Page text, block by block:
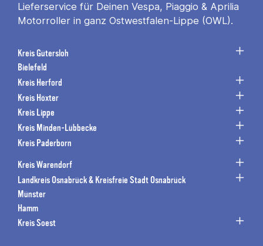
Lieferservice für Deinen Vespa, Piaggio & Aprilia
Motorroller in ganz Ostwestfalen-Lippe (OWL).
Kreis Gütersloh
Bielefeld
Kreis Herford
Kreis Höxter
Kreis Lippe
Kreis Minden-Lübbecke
Kreis Paderborn
Kreis Warendorf
Landkreis Osnabrück & Kreisfreie Stadt Osnabrück
Münster
Hamm
Kreis Soest